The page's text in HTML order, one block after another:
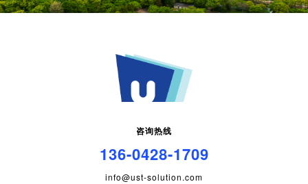
咨询热线
136-0428-1709
info@ust-solution.com